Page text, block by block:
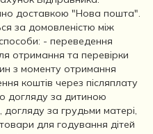
доставкою "Нова пошта".
за домовленістю між
- переведення
отримання та перевірки
з моменту отримання
коштів через післяплату
догляду за дитиною
догляду за грудьми матері,
для годування дітей